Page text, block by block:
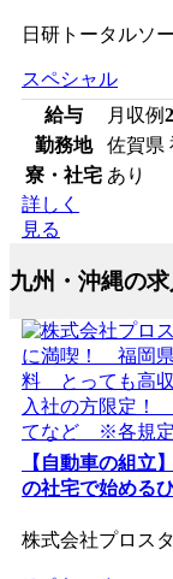
日研トータルソ
スペシャル
給与
月収例
勤務地
佐賀県
寮・社宅 あり
詳しく
見る
九州・沖縄の求
【自動車の組
の社宅で始める
株式会社プロス